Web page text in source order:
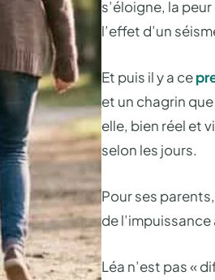
s’éloigne, la
l’effet d’un
Et puis il y a ce
et un chagrin
elle, bien réel et
selon les jours.
Pour ses
de
Léa n’est pas «